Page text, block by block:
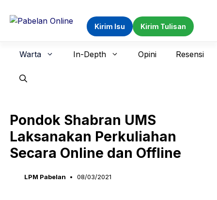
Kirim Isu Kirim Tulisan
Warta In-Depth Opini Resensi
Pondok Shabran UMS
Laksanakan Perkuliahan
Secara Online dan Offline
LPM Pabelan 08/03/2021